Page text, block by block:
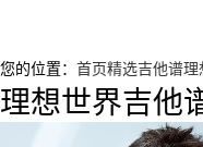
您的位置： 首页精选吉他谱理
理想世界吉他